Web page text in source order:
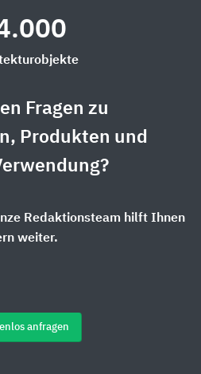
Fragen zu
Produkten und
Redaktionsteam hilft Ihnen
weiter.
anfragen